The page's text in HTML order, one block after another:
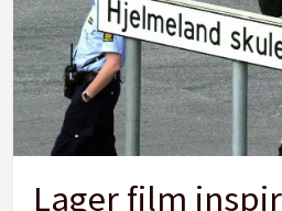
Lager film